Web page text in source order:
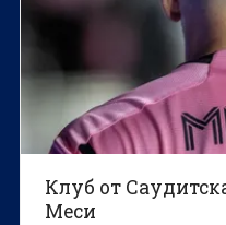
Клуб от
Меси